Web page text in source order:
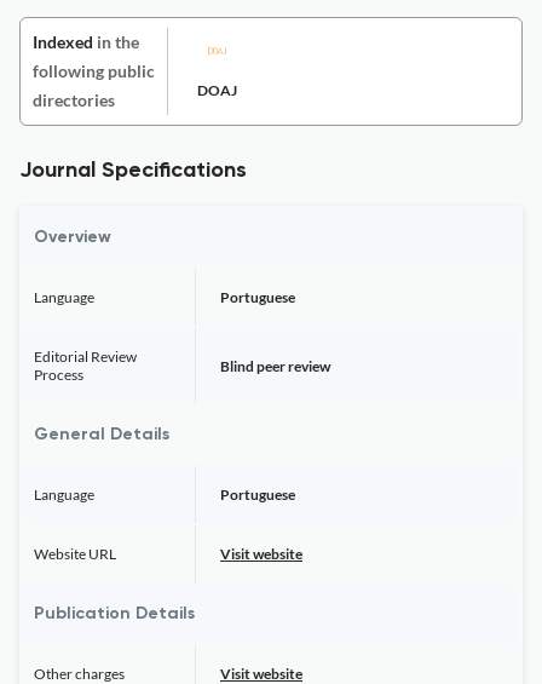
Indexed in the
following public
directories
DOAJ
Journal Specifications
Overview
Language Portuguese
Editorial Review
Process
Blind peer review
General Details
Language Portuguese
Website URL Visit website
Publication Details
Other charges Visit website